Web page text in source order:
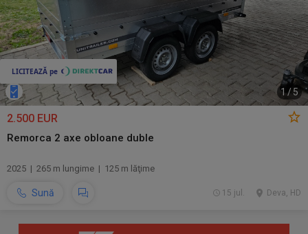
1/ 5
2.500 EUR
Remorca 2 axe obloane duble
2025 | 265 m lungime | 125 m lăţime
Sună Deva, HD
15 jul.